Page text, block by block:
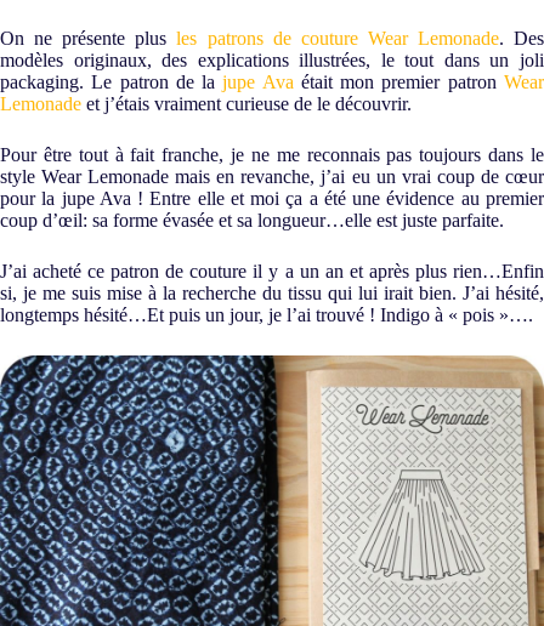
On ne présente plusles patrons de couture Wear Lemonade. Des
modèles originaux, des explications illustrées, le tout dans un joli
packaging. Le patron de lajupe Avaétait mon premier patronWear
Lemonade et j’étais vraiment curieuse de le découvrir.
Pour être tout à fait franche, je ne me reconnais pas toujours dans le
style Wear Lemonade mais en revanche, j’ai eu un vrai coup de cœur
pour la jupe Ava ! Entre elle et moi ça a été une évidence au premier
coup d’œil: sa forme évasée et sa longueur…elle est juste parfaite.
J’ai acheté ce patron de couture il y a un an et après plus rien…Enfin
si, je me suis mise à la recherche du tissu qui lui irait bien. J’ai hésité,
longtemps hésité…Et puis un jour, je l’ai trouvé ! Indigo à « pois »….